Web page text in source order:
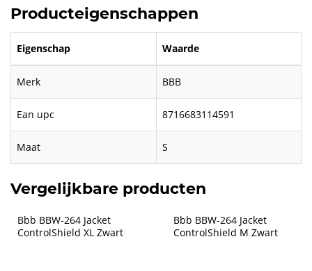
Producteigenschappen
Eigenschap Waarde
Merk BBB
Ean upc 8716683114591
Maat S
Vergelijkbare producten
Bbb BBW-264 Jacket
ControlShield XL Zwart
Bbb BBW-264 Jacket
ControlShield M Zwart